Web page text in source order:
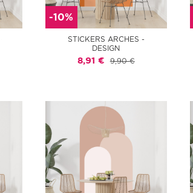
-10%
STICKERS ARCHES -
DESIGN
8,91 € 9,90 €